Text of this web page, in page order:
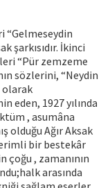
“Gelmeseydin
şarkısıdır. İkinci
“Pür zemzeme
sözlerini, “Neydin
olarak
eden, 1927 yılında
, asumâna
olduğu Ağır Aksak
bir bestekâr
, zamanının
arasında